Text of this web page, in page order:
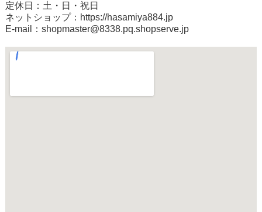
定休日：土・日・祝日
ネットショップ： https://hasamiya884.jp
E-mail：shopmaster@8338.pq.shopserve.jp